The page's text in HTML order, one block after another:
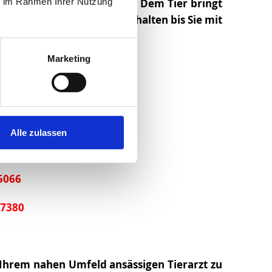
Marketing
Alle zulassen
Ihre Hilfe zu schenken. Dem Tier bringt
verletztes Tier warm zu halten bis Sie mit
erreichen:
8080
nahen Umfeld ansässigen Tierarzt zu